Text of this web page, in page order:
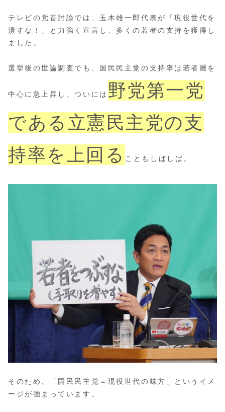
テレビの党首討論では、玉木雄一郎代表が「現役世代を
潰すな！」と力強く宣言し、多くの若者の支持を獲得し
ました。
選挙後の世論調査でも、国民民主党の支持率は若者層を
中心に急上昇し、ついには 野党第一党
である立憲民主党の支
持率を上回る こともしばしば。
そのため、「国民民主党＝現役世代の味方」というイメ
ージが強まっています。